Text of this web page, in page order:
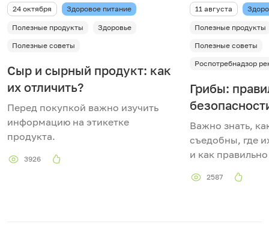
24 октября Здоровое питание
Полезные продукты
Здоровье
Полезные советы
Сыр и сырный продукт: как
их отличить?
Перед покупкой важно изучить
информацию на этикетке
продукта.
3926
11 августа
Полезные продукты
Полезные советы
Роспотребнадзор
Грибы:
Важно знать,
съедобны, где
и как
2587